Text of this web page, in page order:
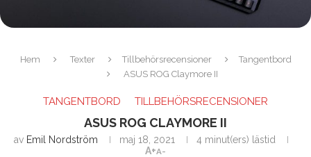
Hem Texter Tillbehörsrecensioner
Tangentbord
ASUS ROG Claymore II
TANGENTBORD TILLBEHÖRSRECENSIONER
ASUS ROG CLAYMORE II
av Emil Nordström maj 18, 2021
4 minut(ers) lästid
A+A-